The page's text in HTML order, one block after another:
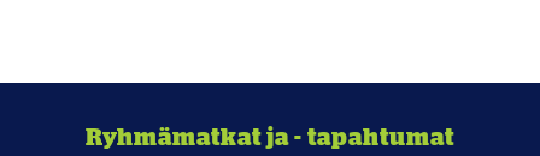
Ryhmämatkat ja - tapahtumat